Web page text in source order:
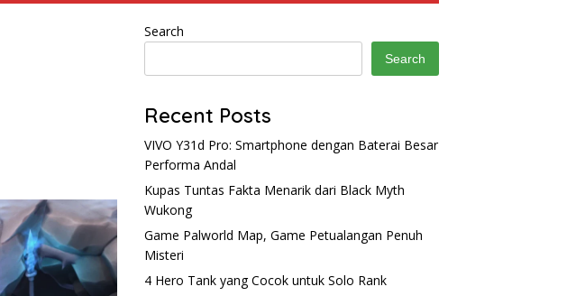
Search
Search
Recent Posts
VIVO Y31d Pro: Smartphone dengan Baterai Besar
Performa Andal
Kupas Tuntas Fakta Menarik dari Black Myth
Wukong
Game Palworld Map, Game Petualangan Penuh
Misteri
4 Hero Tank yang Cocok untuk Solo Rank